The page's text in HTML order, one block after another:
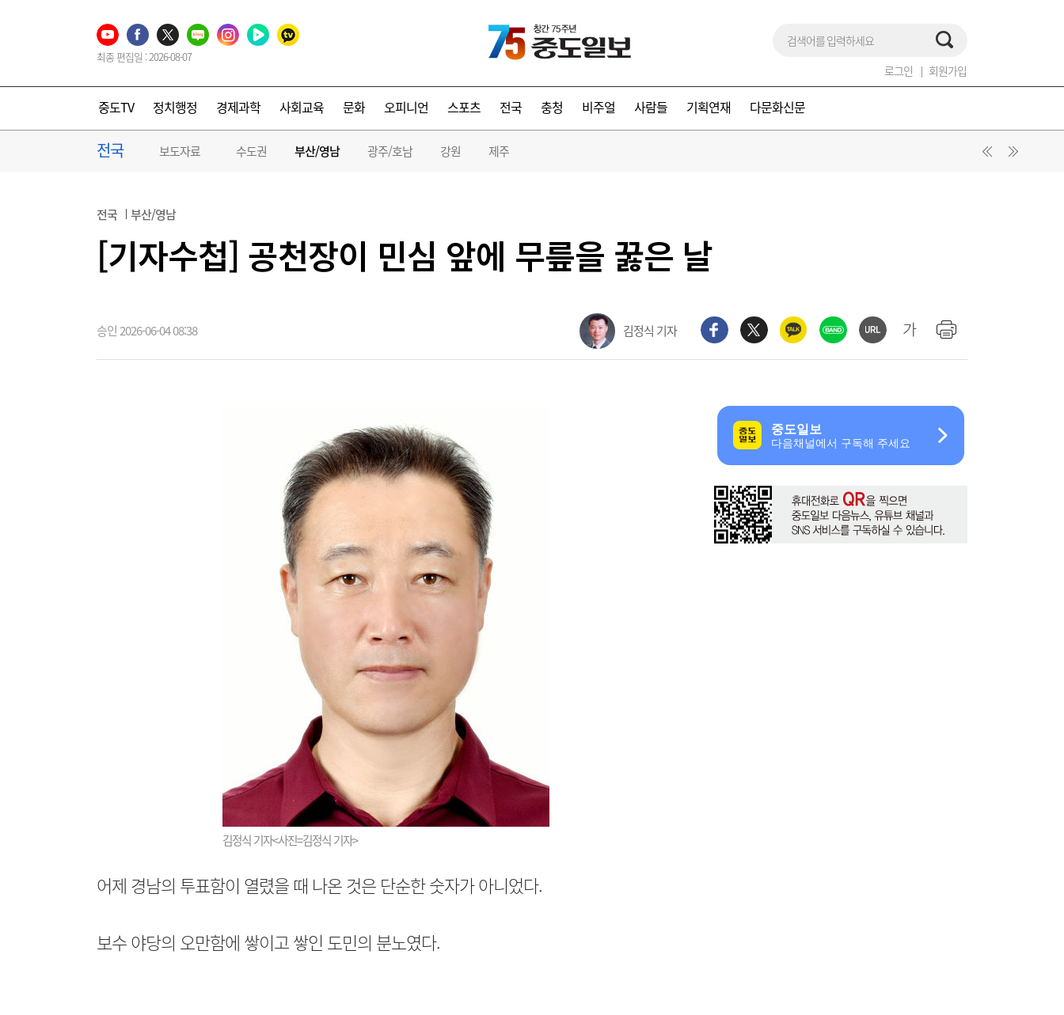
최종 편집일 : 2026-08-07
로그인 회원가입
중도TV 정치행정 경제과학 사회교육 문화 오피니언 스포츠 전국 충청 비주얼 사람들 기획연재 다문화신문
전국 보도자료 수도권 부산/영남 광주/호남 강원 제주
전국 부산/영남
[기자수첩] 공천장이 민심 앞에 무릎을 꿇은 날
승인 2026-06-04 08:38 김정식 기자
김정식 기자<사진=김정식 기자>
어제 경남의 투표함이 열렸을 때 나온 것은 단순한 숫자가 아니었다.
보수 야당의 오만함에 쌓이고 쌓인 도민의 분노였다.